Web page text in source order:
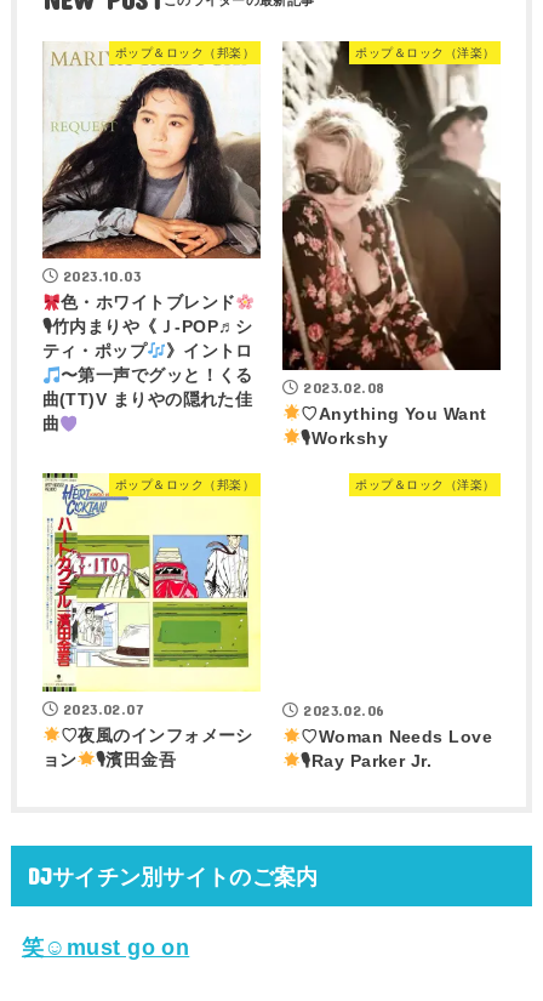
ポップ＆ロック（邦楽）
2023.10.03
色・ホワイトブレンド
🎙竹内まりや《Ｊ-POP♬シ
ティ・ポップ
》イントロ
〜第一声でグッと！くる
曲(TT)V まりやの隠れた佳
曲
ポップ＆ロック（洋楽）
2023.02.08
♡Anything You Want
🎙Workshy
ポップ＆ロック（邦楽）
2023.02.07
♡夜風のインフォメーシ
ョン
🎙濱田金吾
ポップ＆ロック（洋楽）
2023.02.06
♡Woman Needs Love
🎙Ray Parker Jr.
DJサイチン別サイトのご案内
笑☺must go on